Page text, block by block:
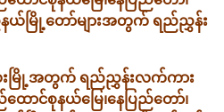
နယ်မြို့တော်များအတွက် ရည်ညွှန်း
ေးမြို့အတွက် ရည်ညွှန်းလက်ကား
ထောင်စုနယ်မြေ၊နေပြည်တော်၊